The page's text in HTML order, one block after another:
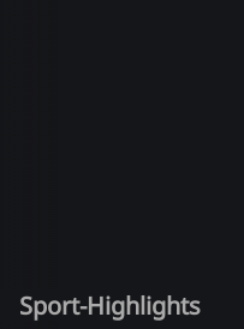
Sport-Highlights